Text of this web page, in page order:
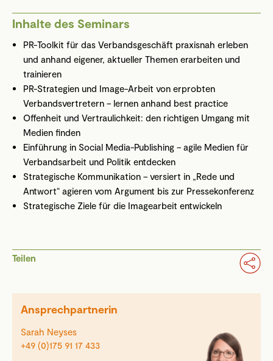
Inhalte des Seminars
PR-Toolkit für das Verbandsgeschäft praxisnah erleben
und anhand eigener, aktueller Themen erarbeiten und
trainieren
PR-Strategien und Image-Arbeit von erprobten
Verbandsvertretern – lernen anhand best practice
Offenheit und Vertraulichkeit: den richtigen Umgang mit
Medien finden
Einführung in Social Media-Publishing – agile Medien für
Verbandsarbeit und Politik entdecken
Strategische Kommunikation – versiert in „Rede und
Antwort“ agieren vom Argument bis zur Pressekonferenz
Strategische Ziele für die Imagearbeit entwickeln
Teilen
Ansprechpartnerin
Sarah Neyses
+49 (0)175 91 17 433